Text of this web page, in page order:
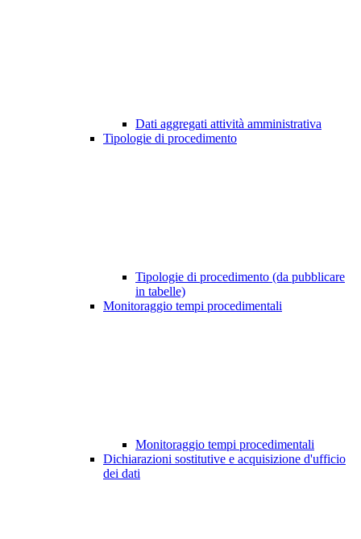
Dati aggregati attività amministrativa
Tipologie di procedimento
Tipologie di procedimento (da pubblicare
in tabelle)
Monitoraggio tempi procedimentali
Monitoraggio tempi procedimentali
Dichiarazioni sostitutive e acquisizione d'ufficio
dei dati